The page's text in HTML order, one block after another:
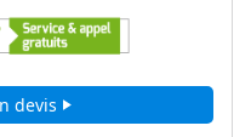
devis play_arrow